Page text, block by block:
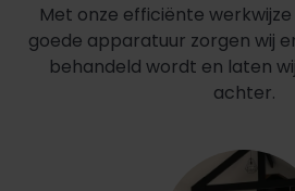
Met onze efficiënte
goede apparatuur zorgen wij
behandeld wordt en laten
achter.